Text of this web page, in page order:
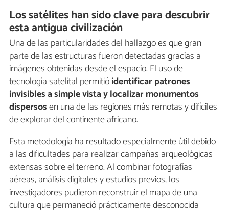
Los satélites han sido clave para descubrir
esta antigua civilización
Una de las particularidades del hallazgo es que gran
parte de las estructuras fueron detectadas gracias a
imágenes obtenidas desde el espacio. El uso de
tecnología satelital permitióidentificar patrones
invisibles a simple vista y localizar monumentos
dispersosen una de las regiones más remotas y difíciles
de explorar del continente africano.
Esta metodología ha resultado especialmente útil debido
a las dificultades para realizar campañas arqueológicas
extensas sobre el terreno. Al combinar fotografías
aéreas, análisis digitales y estudios previos, los
investigadores pudieron reconstruir el mapa de una
cultura que permaneció prácticamente desconocida